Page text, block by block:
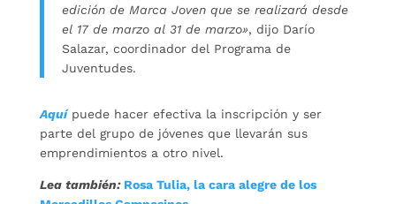
edición de Marca Joven que se realizará desde
el 17 de marzo al 31 de marzo», dijo Darío
Salazar, coordinador del Programa de
Juventudes.
Aquí puede hacer efectiva la inscripción y ser
parte del grupo de jóvenes que llevarán sus
emprendimientos a otro nivel.
Lea también: Rosa Tulia, la cara alegre de los